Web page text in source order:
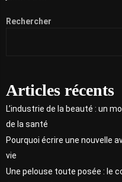
Rechercher
Articles récents
L’industrie de la beauté : un
de la santé
Pourquoi écrire une nouvelle
vie
Une pelouse toute posée : le